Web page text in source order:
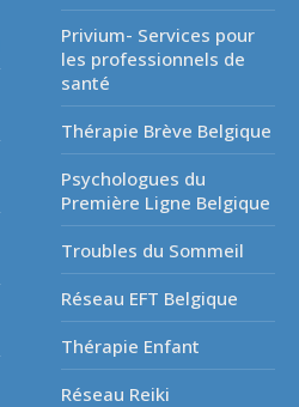
Privium- Services pour
les professionnels de
santé
Thérapie Brève Belgique
Psychologues du
Première Ligne Belgique
Troubles du Sommeil
Réseau EFT Belgique
Thérapie Enfant
Réseau Reiki